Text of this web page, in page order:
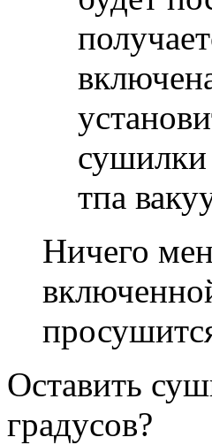
сушилки
тпа
Ничего
Оставить
градусов?